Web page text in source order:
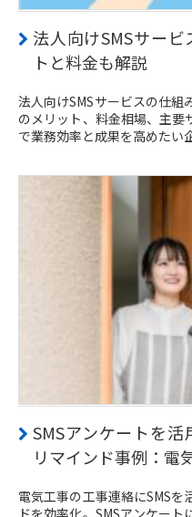
法人向けSMSサー
トと料金も解説
法人向けSMSサービスの仕
のメリット、料金相場、主要
で業務効率と成果を高めたい
SMSアンケートを
リマインド事例：電
電気工事の工事連絡にSMS